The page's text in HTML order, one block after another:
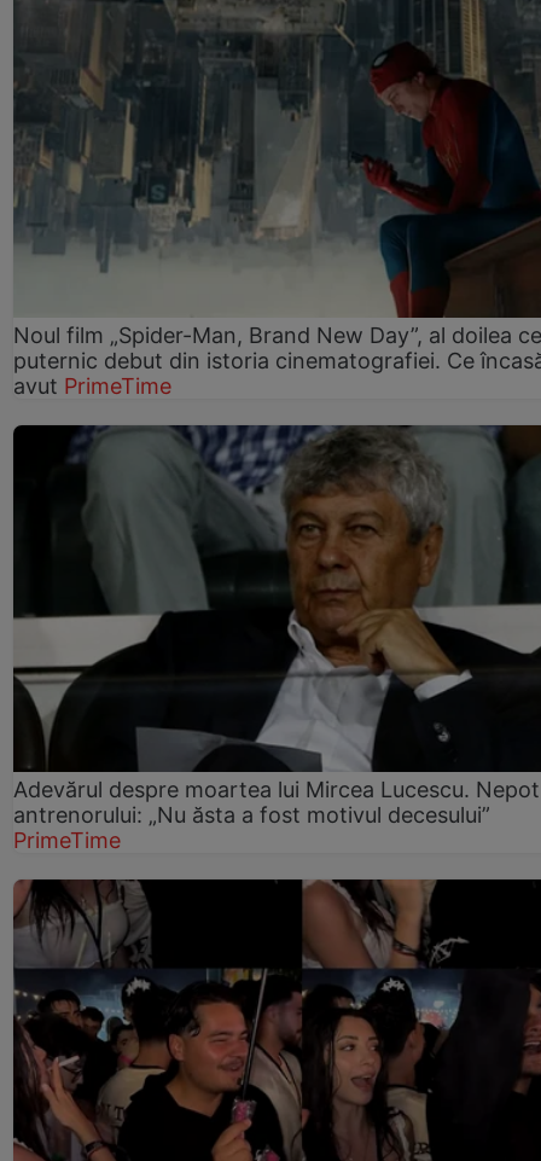
Noul film „Spider-Man, Brand New Day”, al doilea
puternic debut din istoria cinematografiei. Ce
avut PrimeTime
Adevărul despre moartea lui Mircea Lucescu.
antrenorului: „Nu ăsta a fost motivul decesului”
PrimeTime